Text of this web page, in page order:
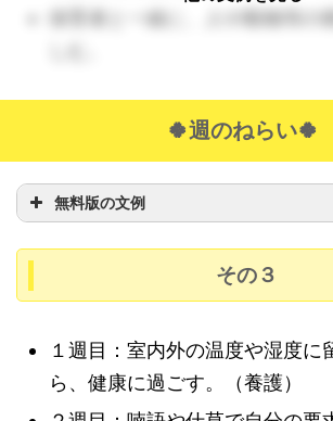
保育者と一緒に、人や動物等の
🍀週のねらい🍀
無料版の文例
その３
１週目：室内外の温度や湿度に
ら、健康に過ごす。（養護）